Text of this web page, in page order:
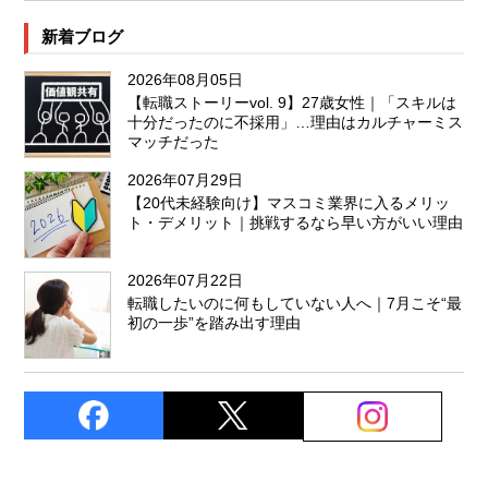
新着ブログ
2026年08月05日
【転職ストーリーvol. 9】27歳女性｜「スキルは
十分だったのに不採用」…理由はカルチャーミス
マッチだった
2026年07月29日
【20代未経験向け】マスコミ業界に入るメリッ
ト・デメリット｜挑戦するなら早い方がいい理由
2026年07月22日
転職したいのに何もしていない人へ｜7月こそ“最
初の一歩”を踏み出す理由